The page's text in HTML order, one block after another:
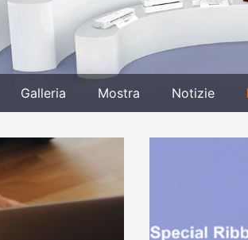
Galleria Mostra Notizie